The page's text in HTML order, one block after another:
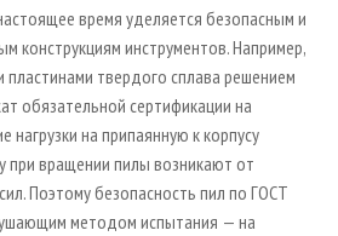
время уделяется безопасным и
конструкциям инструментов. Например,
пластинами твердого сплава решением
обязательной сертификации на
нагрузки на припаянную к корпусу
при вращении пилы возникают от
Поэтому безопасность пил по ГОСТ
методом испытания — на